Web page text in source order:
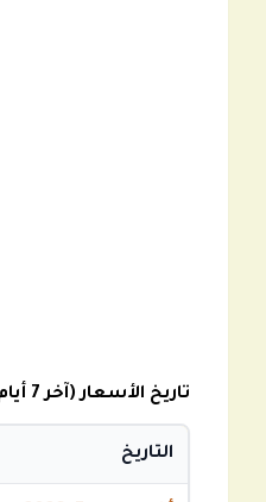
تاريخ الأسعار (آخر 7 أيام)
التاريخ